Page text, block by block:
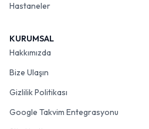
Hastaneler
KURUMSAL
Hakkımızda
Bize Ulaşın
Gizlilik Politikası
Google Takvim Entegrasyonu